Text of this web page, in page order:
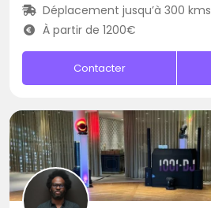
Déplacement jusqu’à 300 kms
À partir de 1200€
Contacter